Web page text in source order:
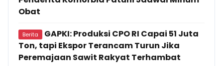
Obat
Berita
GAPKI: Produksi CPO RI Capai 51 Juta
Ton, tapi Ekspor Terancam Turun Jika
Peremajaan Sawit Rakyat Terhambat